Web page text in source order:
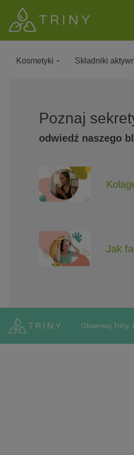
Kosmetyki Składniki
Poznaj
odwiedź naszego
Jak
Obserwuj Triny,